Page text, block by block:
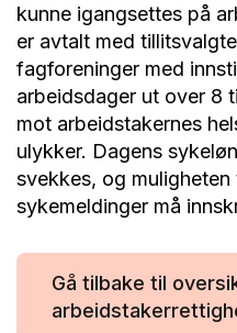
kunne igangsettes på
er avtalt med
fagforeninger med
arbeidsdager ut over 8
mot arbeidstakernes
ulykker. Dagens
svekkes, og muligheten
sykemeldinger må
Gå tilbake til